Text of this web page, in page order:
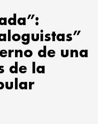
de una
de la